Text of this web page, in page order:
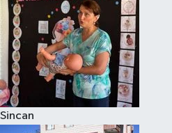
Sincan